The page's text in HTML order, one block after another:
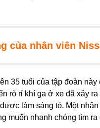
của nhân viên
35 tuổi của tập đoàn
rò rỉ khí ga ở xe đã xảy
làm sáng tỏ. Một
muốn nhanh chóng tìm